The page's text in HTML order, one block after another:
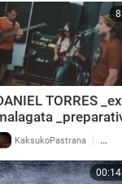
TORRES _ex
KaksukoPastrana | 59